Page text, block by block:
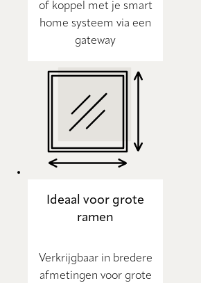
of koppel met je smart
home systeem via een
gateway
Ideaal voor grote
ramen
Verkrijgbaar in bredere
afmetingen voor grote